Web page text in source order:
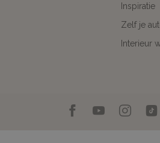
Inspiratie
Zelf je
Interieur